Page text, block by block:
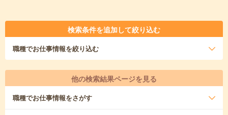
検索条件を追加して絞り込む
職種でお仕事情報を絞り込む
他の検索結果ページを見る
職種でお仕事情報をさがす